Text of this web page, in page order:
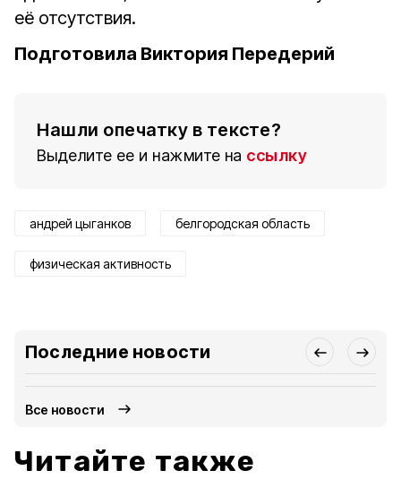
её отсутствия.
Подготовила Виктория Передерий
Нашли опечатку в тексте?
Выделите ее и нажмите на ссылку
андрей цыганков белгородская область
физическая активность
Последние новости
Все новости
Читайте также